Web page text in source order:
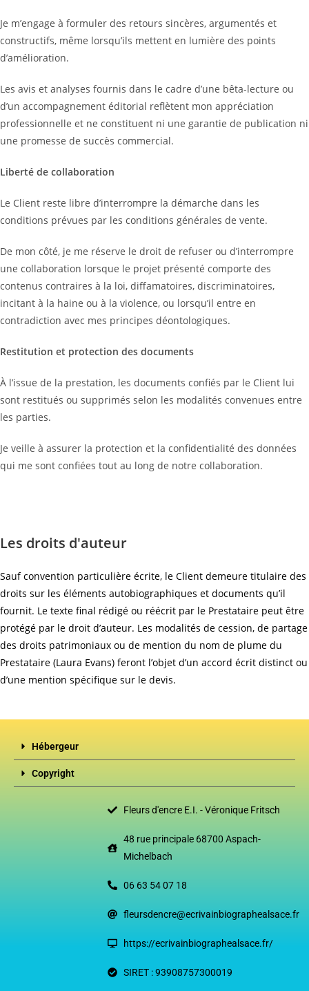
Je m’engage à formuler des retours sincères, argumentés et
constructifs, même lorsqu’ils mettent en lumière des points
d’amélioration.
Les avis et analyses fournis dans le cadre d’une bêta-lecture ou
d’un accompagnement éditorial reflètent mon appréciation
professionnelle et ne constituent ni une garantie de publication ni
une promesse de succès commercial.
Liberté de collaboration
Le Client reste libre d’interrompre la démarche dans les
conditions prévues par les conditions générales de vente.
De mon côté, je me réserve le droit de refuser ou d’interrompre
une collaboration lorsque le projet présenté comporte des
contenus contraires à la loi, diffamatoires, discriminatoires,
incitant à la haine ou à la violence, ou lorsqu’il entre en
contradiction avec mes principes déontologiques.
Restitution et protection des documents
À l’issue de la prestation, les documents confiés par le Client lui
sont restitués ou supprimés selon les modalités convenues entre
les parties.
Je veille à assurer la protection et la confidentialité des données
qui me sont confiées tout au long de notre collaboration.
Les droits d'auteur
Sauf convention particulière écrite, le Client demeure titulaire des
droits sur les éléments autobiographiques et documents qu’il
fournit. Le texte final rédigé ou réécrit par le Prestataire peut être
protégé par le droit d’auteur. Les modalités de cession, de partage
des droits patrimoniaux ou de mention du nom de plume du
Prestataire (Laura Evans) feront l’objet d’un accord écrit distinct ou
d’une mention spécifique sur le devis.
Hébergeur
Copyright
Fleurs d'encre E.I. - Véronique Fritsch
48 rue principale 68700 Aspach-
Michelbach
06 63 54 07 18
fleursdencre@ecrivainbiographealsace.fr
https://ecrivainbiographealsace.fr/
SIRET : 93908757300019